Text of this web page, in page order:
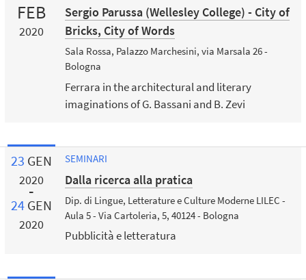
FEB
2020
Sergio Parussa (Wellesley College) - City of
Bricks, City of Words
Sala Rossa, Palazzo Marchesini, via Marsala 26 -
Bologna
Ferrara in the architectural and literary
imaginations of G. Bassani and B. Zevi
23 GEN
2020
24 GEN
2020
SEMINARI
Dalla ricerca alla pratica
Dip. di Lingue, Letterature e Culture Moderne LILEC -
Aula 5 - Via Cartoleria, 5, 40124 - Bologna
Pubblicità e letteratura